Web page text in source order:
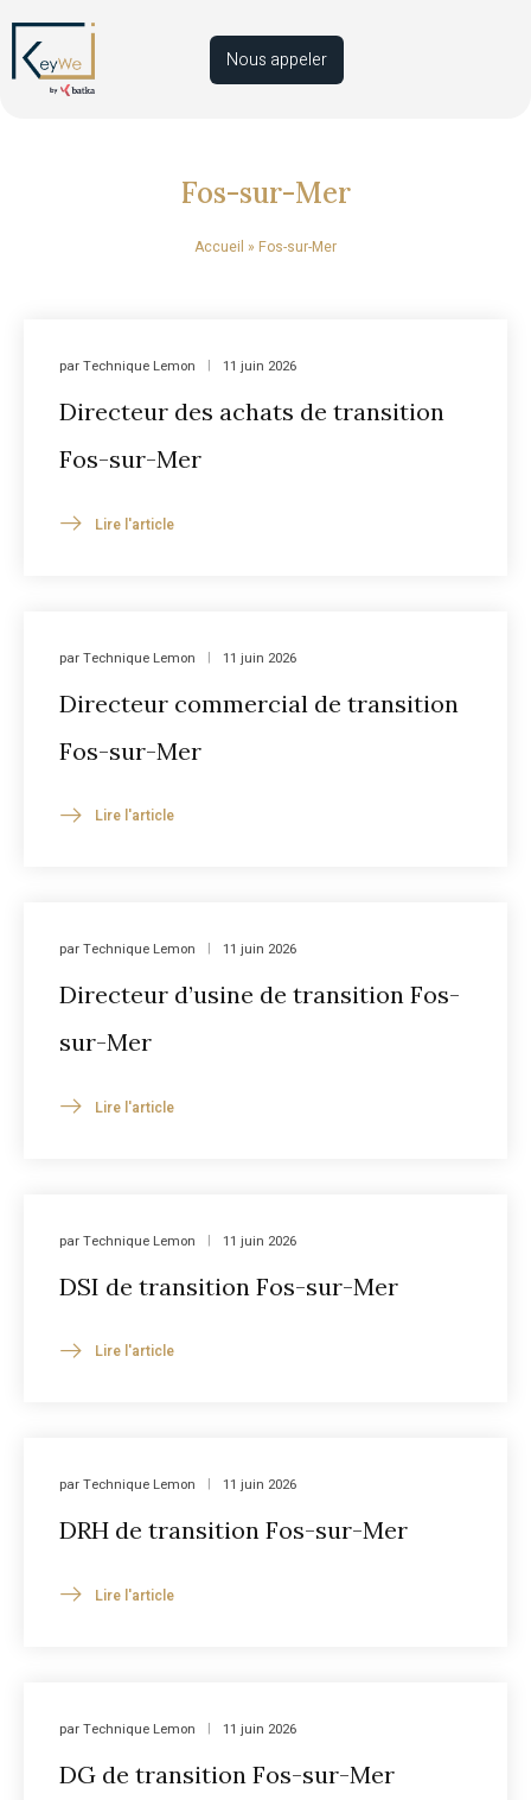
Nous appeler
Fos-sur-Mer
Accueil » Fos-sur-Mer
parTechnique Lemon 11 juin 2026
Directeur des achats de transition
Fos-sur-Mer
Lire l'article
parTechnique Lemon 11 juin 2026
Directeur commercial de transition
Fos-sur-Mer
Lire l'article
parTechnique Lemon 11 juin 2026
Directeur d’usine de transition Fos-
sur-Mer
Lire l'article
parTechnique Lemon 11 juin 2026
DSI de transition Fos-sur-Mer
Lire l'article
parTechnique Lemon 11 juin 2026
DRH de transition Fos-sur-Mer
Lire l'article
parTechnique Lemon 11 juin 2026
DG de transition Fos-sur-Mer